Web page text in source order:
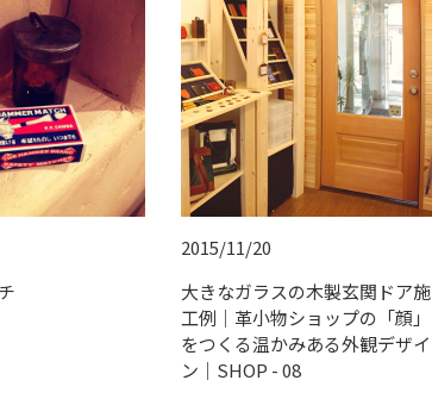
2015/11/20
大きなガラスの木製玄関ドア施
工例｜革小物ショップの「顔」
をつくる温かみある外観デザイ
ン｜SHOP - 08